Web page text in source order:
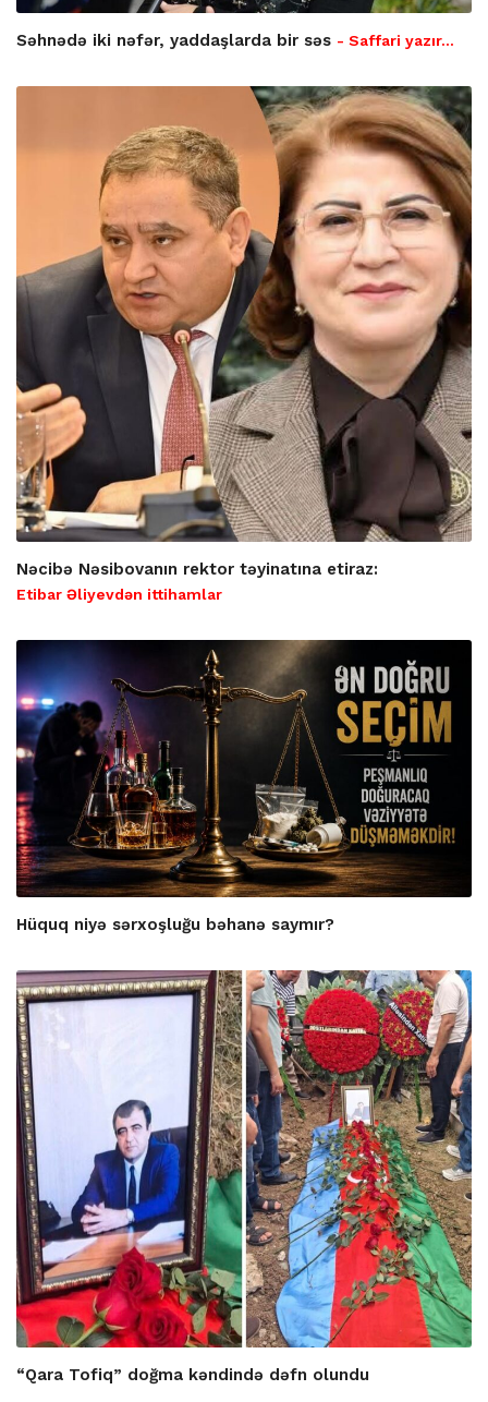
Səhnədə iki nəfər, yaddaşlarda bir səs - Saffari yazır…
Nəcibə Nəsibovanın rektor təyinatına etiraz:
Etibar Əliyevdən ittihamlar
Hüquq niyə sərxoşluğu bəhanə saymır?
“Qara Tofiq” doğma kəndində dəfn olundu